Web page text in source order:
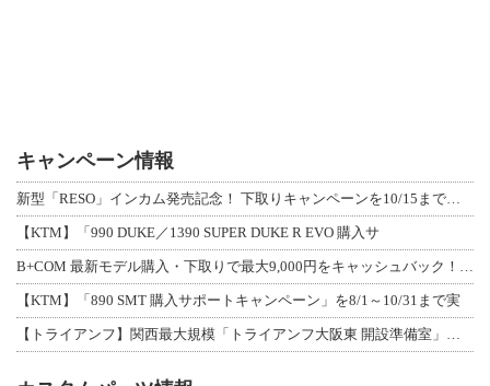
キャンペーン情報
新型「RESO」インカム発売記念！ 下取りキャンペーンを10/15まで延長して開
【KTM】「990 DUKE／1390 SUPER DUKE R EVO 購入サ
B+COM 最新モデル購入・下取りで最大9,000円をキャッシュバック！「B+F
【KTM】「890 SMT 購入サポートキャンペーン」を8/1～10/31まで実
【トライアンフ】関西最大規模「トライアンフ大阪東 開設準備室」がオープン！ 限定